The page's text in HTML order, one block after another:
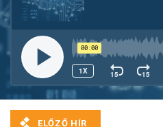
FILM-ZENE-SZÓRAKOZÁS
PLAYLIST
MI AZ A ROBOT PODCAST?